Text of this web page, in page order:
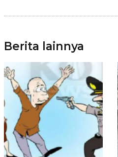
Berita lainnya